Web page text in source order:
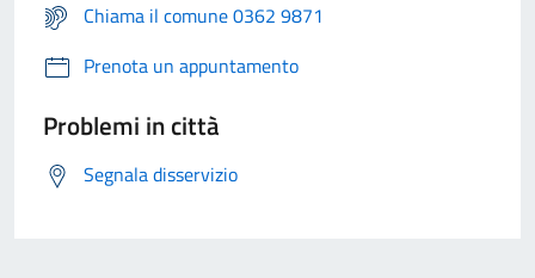
Chiama il comune 0362 9871
Prenota un appuntamento
Problemi in città
Segnala disservizio